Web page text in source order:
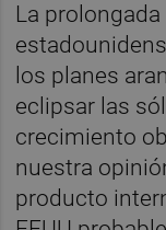
La
los planes
eclipsar las
crecimiento
nuestra
producto